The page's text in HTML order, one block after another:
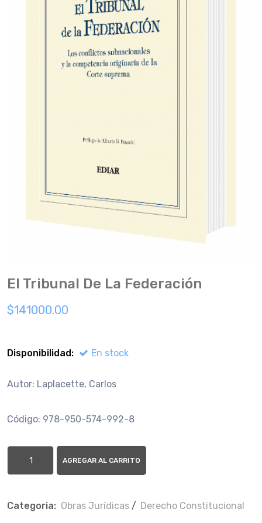
El Tribunal De La Federación
$141000.00
Disponibilidad: En stock
Autor: Laplacette, Carlos
Código: 978-950-574-992-8
AGREGAR AL CARRITO
Categoria: Obras Jurí­dicas / Derecho Constitucional